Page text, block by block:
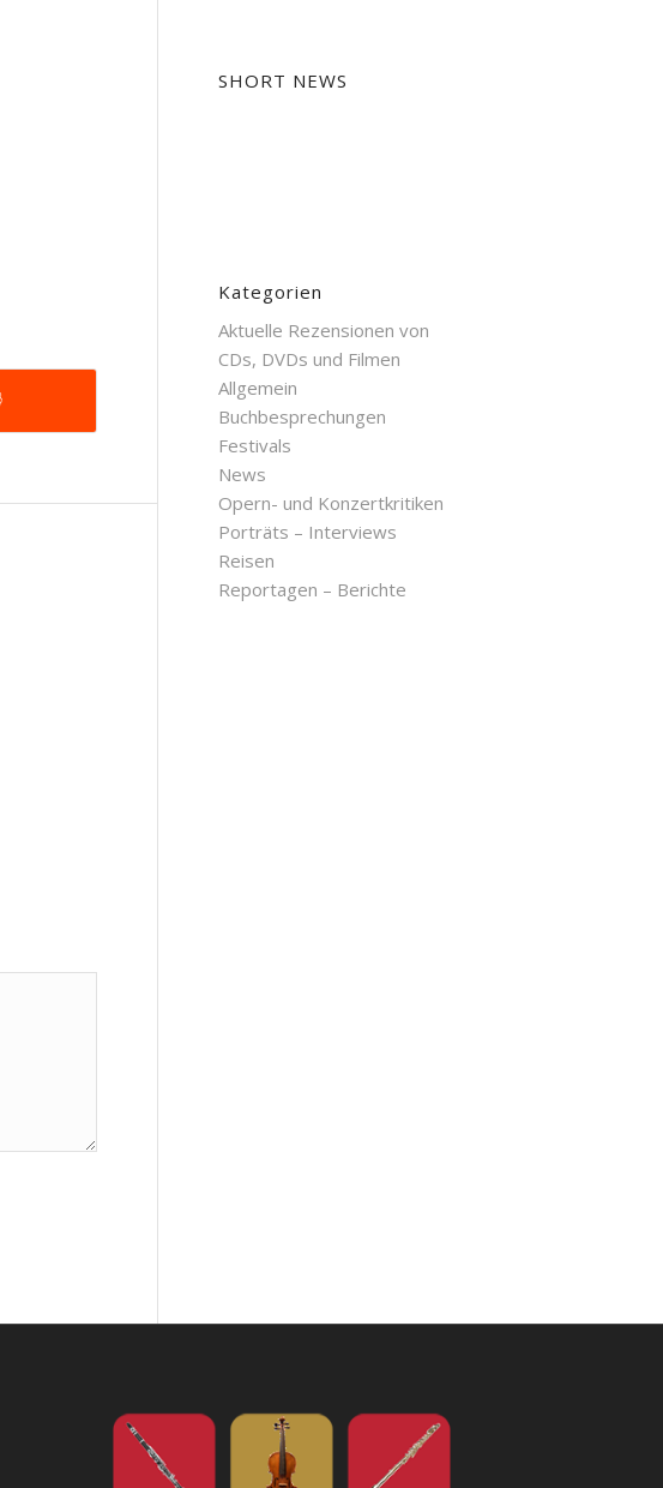
SHORT NEWS
Kategorien
Aktuelle Rezensionen von
CDs, DVDs und Filmen
Allgemein
Buchbesprechungen
Festivals
News
Opern- und Konzertkritiken
Porträts – Interviews
Reisen
Reportagen – Berichte